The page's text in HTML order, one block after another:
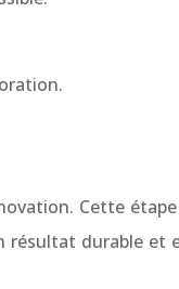
Cette
résultat durable